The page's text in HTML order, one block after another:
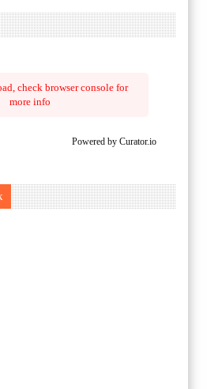
check browser console for
more info
Powered by Curator.io